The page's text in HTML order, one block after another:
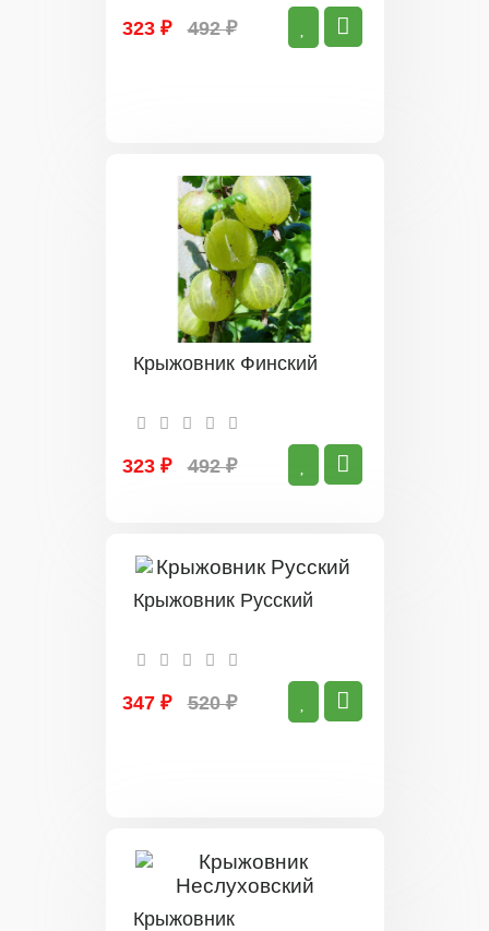
323 ₽ 492 ₽
Крыжовник Финский
323 ₽ 492 ₽
Крыжовник Русский
347 ₽ 520 ₽
Крыжовник